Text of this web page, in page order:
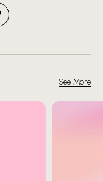
See More